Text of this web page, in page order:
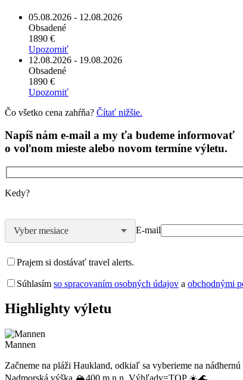
05.08.2026 - 12.08.2026
Obsadené
1890 €
Upozorniť
12.08.2026 - 19.08.2026
Obsadené
1890 €
Upozorniť
Čo všetko cena zahŕňa? Čítať nižšie.
Napíš nám e-mail a my ťa budeme informovať
o voľnom mieste alebo novom termíne výletu.
Kedy?
Vyber mesiace E-mail
Prajem si dostávať travel alerts.
Súhlasím so spracovaním osobných údajov a obchodnými
Highlighty výletu
Mannen
Začneme na pláži Haukland, odkiaľ sa vyberieme na